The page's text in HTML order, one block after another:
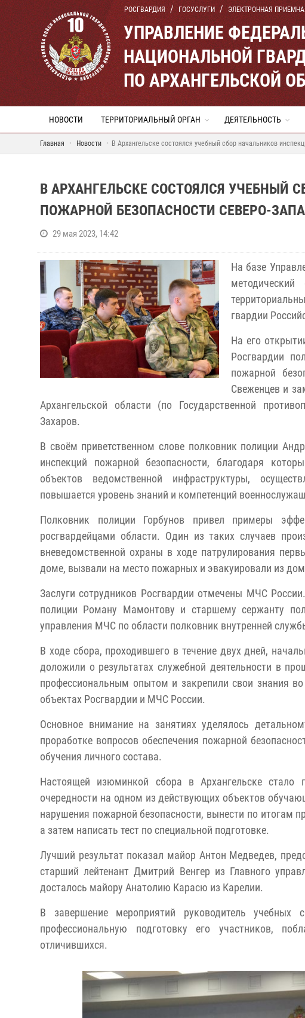
РОСГВАРДИЯ ГОСУСЛУГИ ЭЛЕКТРОННАЯ
УПРАВЛЕНИЕ
НАЦИОНАЛЬНОЙ
ПО АРХАНГЕЛЬСКОЙ
НОВОСТИ ТЕРРИТОРИАЛЬНЫЙ ОРГАН ДЕЯТЕЛЬНОСТЬ
Главная Новости В Архангельске состоялся учебный сбор начальников
В АРХАНГЕЛЬСКЕ СОСТОЯЛСЯ УЧЕБНЫЙ
ПОЖАРНОЙ БЕЗОПАСНОСТИ СЕВЕРО-
29 мая 2023, 14:42
На базе
гвардии
На его
Росгвардии
пожарной
Свеженцев и
Архангельской области (по Государственной
Захаров.
В своём приветственном слове полковник полиции
инспекций пожарной безопасности, благодаря
объектов ведомственной инфраструктуры,
повышается уровень знаний и компетенций
Полковник полиции Горбунов привел примеры
росгвардейцами области. Один из таких случаев
вневедомственной охраны в ходе патрулирования
доме, вызвали на место пожарных и эвакуировали из
Заслуги сотрудников Росгвардии отмечены МЧС
полиции Роману Мамонтову и старшему сержанту
управления МЧС по области полковник внутренней
В ходе сбора, проходившего в течение двух дней,
доложили о результатах служебной деятельности в
профессиональным опытом и закрепили свои знания
объектах Росгвардии и МЧС России.
Основное внимание на занятиях уделялось
проработке вопросов обеспечения пожарной
обучения личного состава.
Настоящей изюминкой сбора в Архангельске стало
очередности на одном из действующих объектов
нарушения пожарной безопасности, вынести по итогам
а затем написать тест по специальной подготовке.
Лучший результат показал майор Антон Медведев,
старший лейтенант Дмитрий Венгер из Главного
досталось майору Анатолию Карасю из Карелии.
В завершение мероприятий руководитель учебных
профессиональную подготовку его участников,
отличившихся.